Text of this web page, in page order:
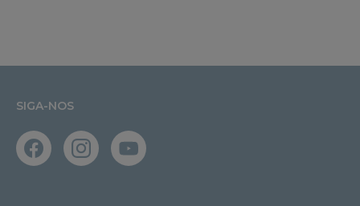
SIGA-NOS